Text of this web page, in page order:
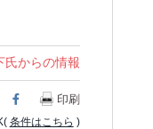
氏からの情報
Facebook
印刷
条件はこちら )